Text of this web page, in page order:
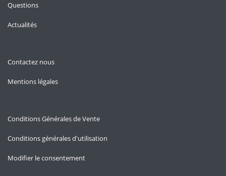
Questions
Actualités
Contactez nous
Mentions légales
Conditions Générales de Vente
Conditions générales d'utilisation
Modifier le consentement